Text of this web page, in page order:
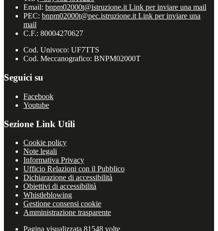
Email: bnpm02000t@istruzione.it Link per inviare una mail
PEC: bnpm02000t@pec.istruzione.it Link per inviare una
mail
C.F.: 80004270627
Cod. Univoco: UF7TTS
Cod. Meccanografico: BNPM02000T
Seguici su
Facebook
Youtube
Sezione Link Utili
Cookie policy
Note legali
Informativa Privacy
Ufficio Relazioni con il Pubblico
Dichiarazione di accessibilità
Obiettivi di accessibilità
Whistleblowing
Gestione consensi cookie
Amministrazione trasparente
Pagina visualizzata 81548 volte